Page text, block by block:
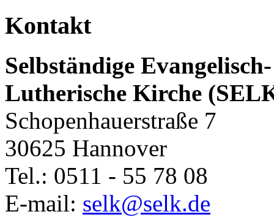
Kontakt
Selbständige Evangelisch-
Lutherische Kirche
Schopenhauerstraße 7
30625 Hannover
Tel.: 0511 - 55 78 08
E-mail: selk@selk.de